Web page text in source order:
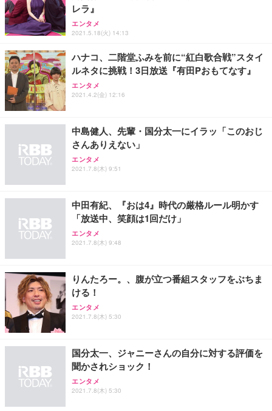
ワーク チェア 強化バックレスト 30度ロッキング機
能 人間工学 椅子 腰サポート 90度跳ね上げ式アーム
レスト 3Dヘッドレスト ハンガー付き 高反発クッシ
務用 おしゃれ パソコンチェア (ホワイト)
ANDWINT オフィスチェア デスクチェア 肘なし メ
ッシュ 通気性 ランバーサポート付き 腰サポート ガ
ス圧無段階昇降 360度回転 キャスター付き コンパク
ー フルHD（1920×1080）VA 非光沢 HDMI/DisplayP
ort/VGA スピーカー内蔵 高さ調整 スイベル VESA対
応 ComfortView ビジネス向け
【MiniLED/24.5inch/280Hz/FHD】GRAPHT THE S
HOOTER Gaming Monitor 24” Essential ゲーミン
グモニター QD 24.5インチ 1ms FHD 量子ドット 残
限定】 Smart Basic アイリスオーヤマ ペットシーツ
超厚型 お徳用 ワイド 100枚入 (x 1) (ケース販売)
アイリスオーヤマ ペットシーツ 超厚型 お徳用 レギ
ュラー 200枚入【Amazon.co.jp限定】
レラ』
エンタメ
2021.5.18(火) 14:13
ハナコ、二階堂ふみを前に“紅白歌合戦”スタイ
ルネタに挑戦！3日放送『有田Pおもてなす』
エンタメ
2021.4.2(金) 12:16
中島健人、先輩・国分太一にイラッ「このおじ
さんありえない」
エンタメ
2021.7.8(木) 9:51
中田有紀、『おは4』時代の厳格ルール明かす
「放送中、笑顔は1回だけ」
エンタメ
2021.7.8(木) 9:48
りんたろー。、腹が立つ番組スタッフをぶちま
ける！
エンタメ
2021.7.8(木) 5:30
国分太一、ジャニーさんの自分に対する評価を
聞かされショック！
エンタメ
2021.7.8(木) 5:30